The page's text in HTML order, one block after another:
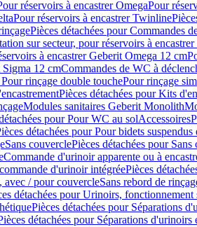
réservoirs à encastrer OmegaPour
Pour réservoirs à encastrer Twinline
Pièces détachées pour Commandes
sur secteur, pour réservoirs à
à encastrer Geberit Omega 12 cm
Sigma 12 cmCommandes de WC à
rinçage double touchePour rinçage
Pièces détachées pour Kits
Modules sanitaires Geberit Monolith
pour Pour WC au solAccessoires
détachées pour Pour bidets suspendus
Sans couverclePièces détachées pour Sans
Commande d'urinoir apparente ou à
d'urinoir intégréePièces
avec / pour couvercleSans rebord de
détachées pour Urinoirs, fonctionnement
Pièces détachées pour Séparations
détachées pour Séparations d'urinoirs